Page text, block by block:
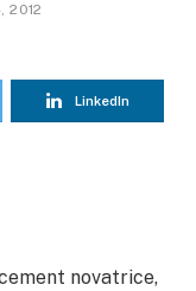
2012
LinkedIn
novatrice,